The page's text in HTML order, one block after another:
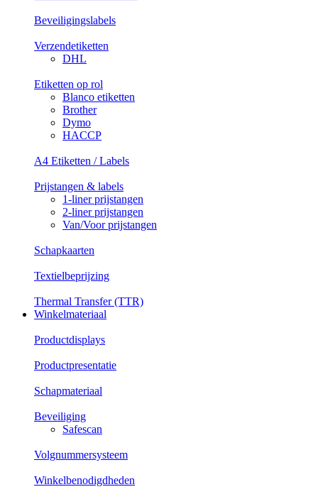
Beveiligingslabels
Verzendetiketten
DHL
Etiketten op rol
Blanco etiketten
Brother
Dymo
HACCP
A4 Etiketten / Labels
Prijstangen & labels
1-liner prijstangen
2-liner prijstangen
Van/Voor prijstangen
Schapkaarten
Textielbeprijzing
Thermal Transfer (TTR)
Winkelmateriaal
Productdisplays
Productpresentatie
Schapmateriaal
Beveiliging
Safescan
Volgnummersysteem
Winkelbenodigdheden